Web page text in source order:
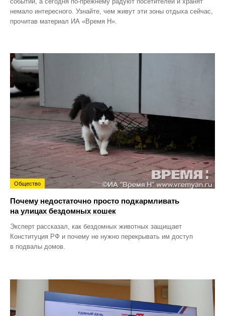
немало интересного. Узнайте, чем живут эти зоны отдыха сейчас,
прочитав материал ИА «Время Н».
Общество
Почему недостаточно просто подкармливать
на улицах бездомных кошек
Эксперт рассказал, как бездомных животных защищает
Конституция РФ и почему не нужно перекрывать им доступ
в подвалы домов.